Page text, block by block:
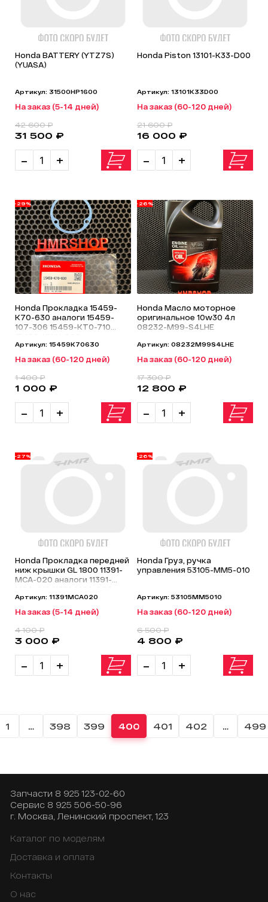
Honda BATTERY (YTZ7S)
(YUASA)
Артикул: 31500HP1600
На заказ (5-14 дней)
- +
31 500 ₽
42 600 ₽
Honda Piston 13101-K33-D00
Артикул: 13101K33D00
На заказ (60-120 дней)
- +
16 000 ₽
21 600 ₽
-29%
Honda Прокладка 15459-
K70-630 аналоги 15459-
107-306 15459-KT0-710
Артикул: 15459K70630
На заказ (60-120 дней)
- +
1 000 ₽
1 400 ₽
-26%
Honda Масло моторное
оригинальное 10w30 4л
08232-M99-S4LHE
Артикул: 08232M99S4LHE
На заказ (60-120 дней)
- +
12 800 ₽
17 300 ₽
-27%
Honda Прокладка передней
ниж крышки GL 1800 11391-
MCA-020 аналоги 11391-
Артикул: 11391MCA020
На заказ (5-14 дней)
- +
3 000 ₽
4 100 ₽
-26%
Honda Груз, ручка
управления 53105-MM5-010
Артикул: 53105MM5010
На заказ (60-120 дней)
- +
4 800 ₽
6 500 ₽
1 … 398 399 400 401 402 … 499
Запчасти 8 925 123-02-60
Сервис 8 925 506-50-96
г. Москва, Ленинский проспект, 123
Каталог по моделям
Доставка и оплата
Контакты
О нас